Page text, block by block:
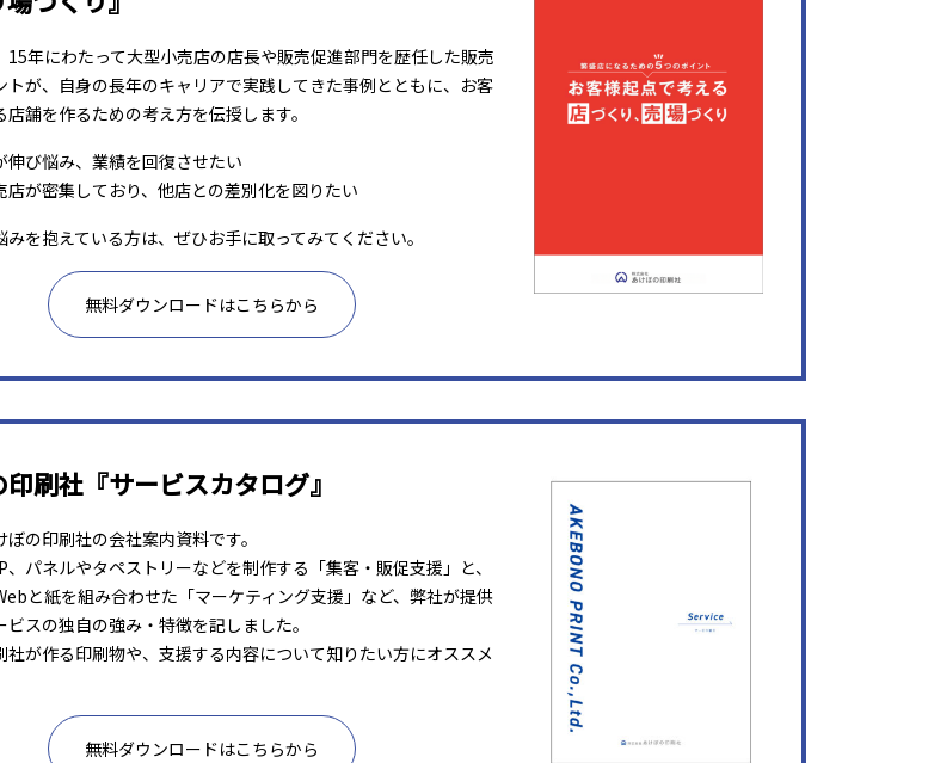
15年にわたって大型小売店の店長や販売促進部門を歴任した販売
トが、自身の長年のキャリアで実践してきた事例とともに、お客
舗を作るための考え方を伝授します。
伸び悩み、業績を回復させたい
店が密集しており、他店との差別化を図りたい
みを抱えている方は、ぜひお手に取ってみてください。
無料ダウンロードはこちらから
刷社『サービスカタログ』
の印刷社の会社案内資料です。
、パネルやタペストリーなどを制作する「集客・販促支援」と、
と紙を組み合わせた「マーケティング支援」など、弊社が提供
スの独自の強み・特徴を記しました。
社が作る印刷物や、支援する内容について知りたい方にオススメ
無料ダウンロードはこちらから